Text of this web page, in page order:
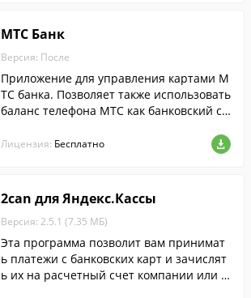
МТС Банк
Версия: После
Приложение для управления картами М
ТС банка. Позволяет также использовать
баланс телефона МТС как банковский сч
Лицензия: Бесплатно
2can для Яндекс.Кассы
Версия: 2.5.1 (7.35 МБ)
Эта программа позволит вам принимат
ь платежи с банковских карт и зачислят
ь их на расчетный счет компании или н